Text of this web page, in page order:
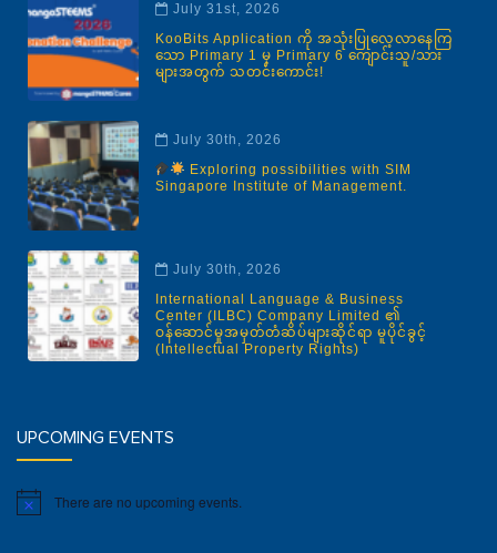
July 31st, 2026
KooBits Application ကို အသုံးပြုလေ့လာနေကြ
သော Primary 1 မှ Primary 6 ကျောင်းသူ/သား
များအတွက် သတင်းကောင်း!
July 30th, 2026
Exploring possibilities with SIM
Singapore Institute of Management.
July 30th, 2026
International Language & Business
Center (ILBC) Company Limited ၏
ဝန်ဆောင်မှုအမှတ်တံဆိပ်များဆိုင်ရာ မူပိုင်ခွင့်
(Intellectual Property Rights)
UPCOMING EVENTS
Notice There are no upcoming events.